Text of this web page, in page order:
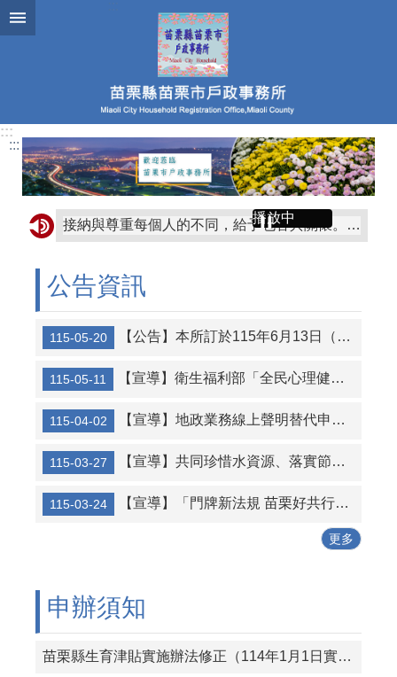
跳到主要內容區塊
:::
:::
播放中 接納與尊重每個人的不同，給予包容與關懷。苗栗縣政府心理健康中心關心您～
公告資訊
115-05-20 【公告】本所訂於115年6月13日（星期六）辦理文康活動，是日暫停受理預約結婚登記，造成不便，敬請見諒～～
115-05-11 【宣導】衛生福利部「全民心理健康韌性計畫（2025-2030 年）」，提升民眾及政府機關對精神疾病正確認知
115-04-02 【宣導】地政業務線上聲明替代申辦印鑑證明措施
115-03-27 【宣導】共同珍惜水資源、落實節約用水
115-03-24 【宣導】「門牌新法規 苗栗好共行」宣導短片
更多
申辦須知
苗栗縣生育津貼實施辦法修正（114年1月1日實施）